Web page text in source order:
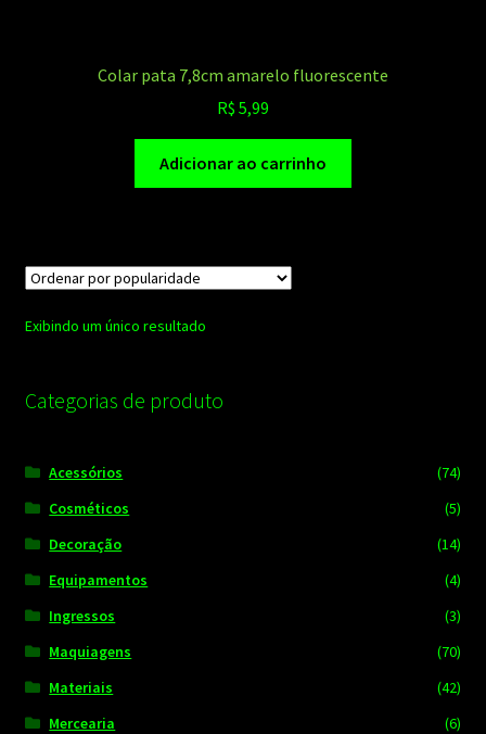
Colar pata 7,8cm amarelo fluorescente
R$ 5,99
Adicionar ao carrinho
Exibindo um único resultado
Categorias de produto
Acessórios
(74)
Cosméticos
(5)
Decoração
(14)
Equipamentos
(4)
Ingressos
(3)
Maquiagens
(70)
Materiais
(42)
Mercearia
(6)